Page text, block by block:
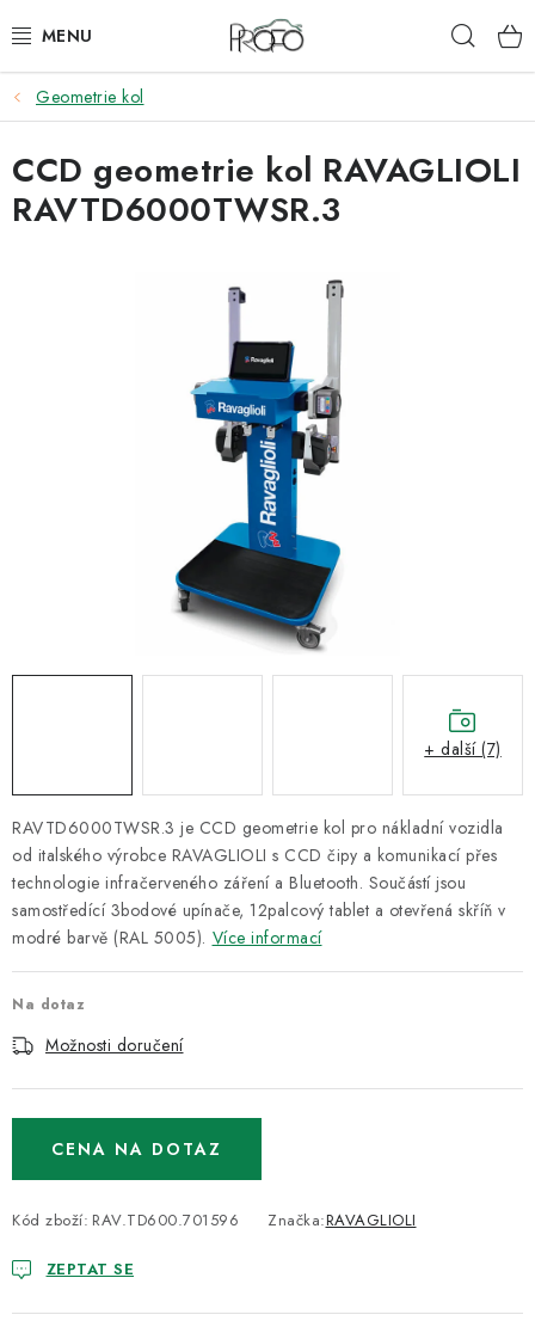
na
ZVEDÁKY
ZOUVAČKY
VYVAŽOVAČKY
AUTOMATICKÉ PŘEVODOVKY
TECHNICKÁ VÝUKA
Úvod O nás Kariéra Reference Servis
Bazar
Blog
Doprava & platby Kontakty
Moje objednávka
Obchodní podmínky
Podmínky ochrany osobních údajů
Geometrie kol
RAVTD6000TWSR.3 je CCD geometrie kol pro nákladní vozidla
od italského výrobce RAVAGLIOLI s CCD čipy a komunikací přes
technologie infračerveného záření a Bluetooth. Součástí jsou
samostředící 3bodové upínače, 12palcový tablet a otevřená skříň v
modré barvě (RAL 5005). Více informací
Na dotaz
Možnosti doručení
CENA NA DOTAZ
Kód zboží: RAV.TD600.701596 Značka:RAVAGLIOLI
ZEPTAT SE
CCD geometrie kol RAVAGLIOLI
RAVTD6000TWSR.3
+ další (7)